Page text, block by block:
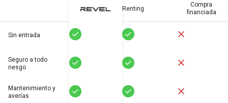
Renting
Compra
financiada
Sin entrada Sí Sí
Seguro a todo
riesgo
Sí Sí
Mantenimiento y
averías
Sí Sí